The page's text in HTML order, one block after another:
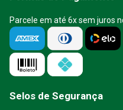
Parcele em até 6x sem juros
Selos de Segurança